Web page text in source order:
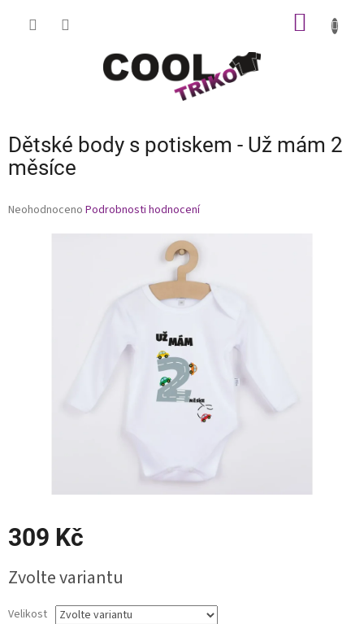
Dětské body s potiskem - Už mám 2
měsíce
Průměrné
Neohodnoceno Podrobnosti hodnocení
309 Kč
cena:
Zvolte variantu
Velikost